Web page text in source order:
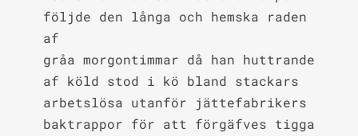
följde den långa och hemska raden
af
gråa morgontimmar då han huttrande
af köld stod i kö bland stackars
arbetslösa utanför jättefabrikers
baktrappor för att förgäfves tigga